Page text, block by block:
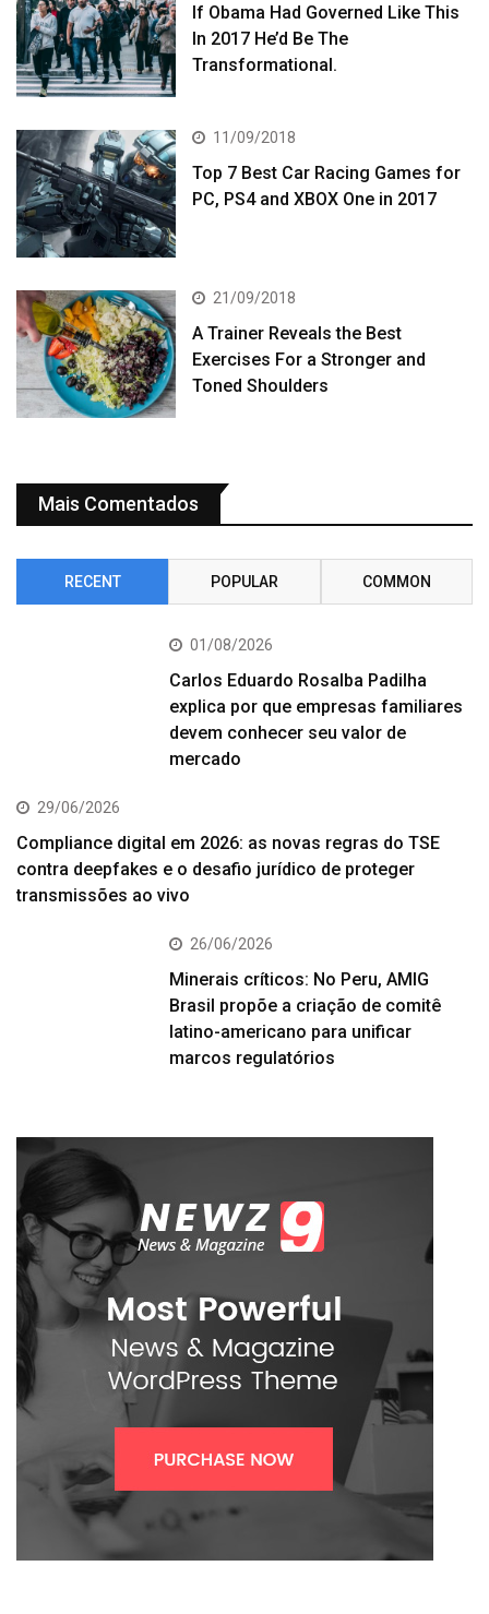
If Obama Had Governed Like This
In 2017 He’d Be The
Transformational.
11/09/2018
Top 7 Best Car Racing Games for
PC, PS4 and XBOX One in 2017
21/09/2018
A Trainer Reveals the Best
Exercises For a Stronger and
Toned Shoulders
Mais Comentados
RECENT POPULAR COMMON
01/08/2026
Carlos Eduardo Rosalba Padilha
explica por que empresas familiares
devem conhecer seu valor de
mercado
29/06/2026
Compliance digital em 2026: as novas regras do TSE
contra deepfakes e o desafio jurídico de proteger
transmissões ao vivo
26/06/2026
Minerais críticos: No Peru, AMIG
Brasil propõe a criação de comitê
latino-americano para unificar
marcos regulatórios